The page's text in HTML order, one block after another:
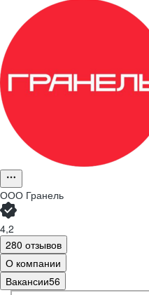
ООО Гранель
4,2
280 отзывов
О компании
Вакансии56